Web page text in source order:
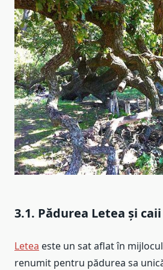
3.1. Pădurea Letea și
Letea este un sat aflat în
renumit pentru pădurea sa